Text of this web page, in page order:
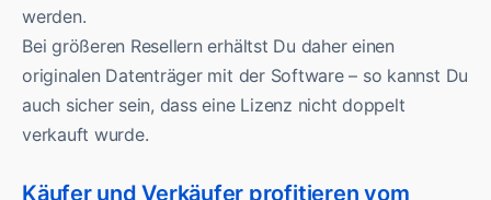
werden.
Bei größeren Resellern erhältst Du daher einen
originalen Datenträger mit der Software – so kannst Du
auch sicher sein, dass eine Lizenz nicht doppelt
verkauft wurde.
Käufer und Verkäufer profitieren vom